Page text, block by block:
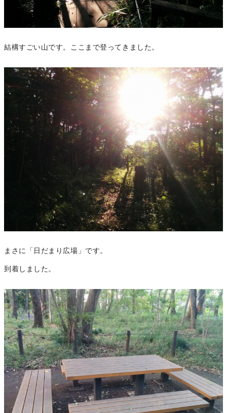
結構すごい山です。ここまで登ってきました。
まさに「日だまり広場」です。
到着しました。